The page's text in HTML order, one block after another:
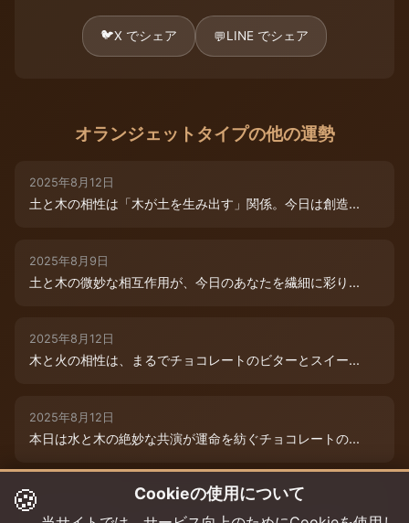
🐦X でシェア 💬LINE でシェア
オランジェットタイプの他の運勢
2025年8月12日
土と木の相性は「木が土を生み出す」関係。今日は創造...
2025年8月9日
土と木の微妙な相互作用が、今日のあなたを繊細に彩り...
2025年8月12日
木と火の相性は、まるでチョコレートのビターとスイー...
2025年8月12日
本日は水と木の絶妙な共演が運命を紡ぐチョコレートの...
2025年8月12日
本日は、燃えるような情熱と成長のエネルギーが交差す...
🍪 Cookieの使用について